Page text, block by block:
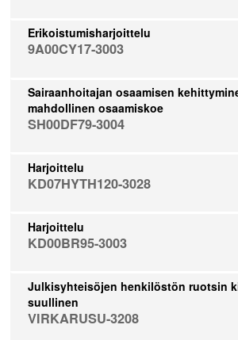
Erikoistumisharjoittelu
9A00CY17-3003
Sairaanhoitajan osaamisen
mahdollinen osaamiskoe
SH00DF79-3004
Harjoittelu
KD07HYTH120-3028
Harjoittelu
KD00BR95-3003
Julkisyhteisöjen henkilöstön ruotsin
suullinen
VIRKARUSU-3208